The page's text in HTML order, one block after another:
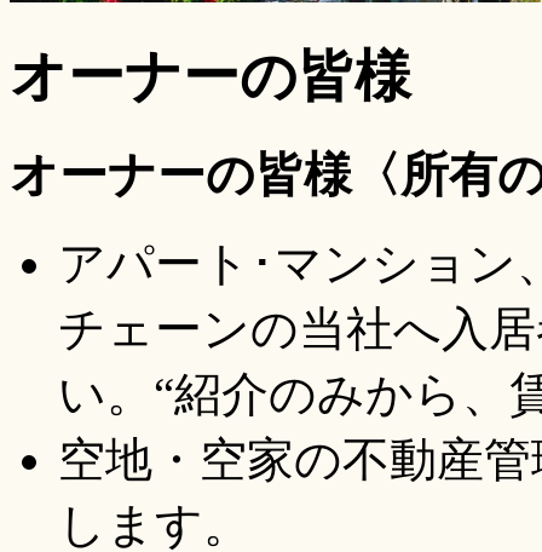
オーナーの皆様
オーナーの皆様〈所有
アパート･マンション
チェーンの当社へ入
い。“紹介のみから、
空地・空家の不動産
します。